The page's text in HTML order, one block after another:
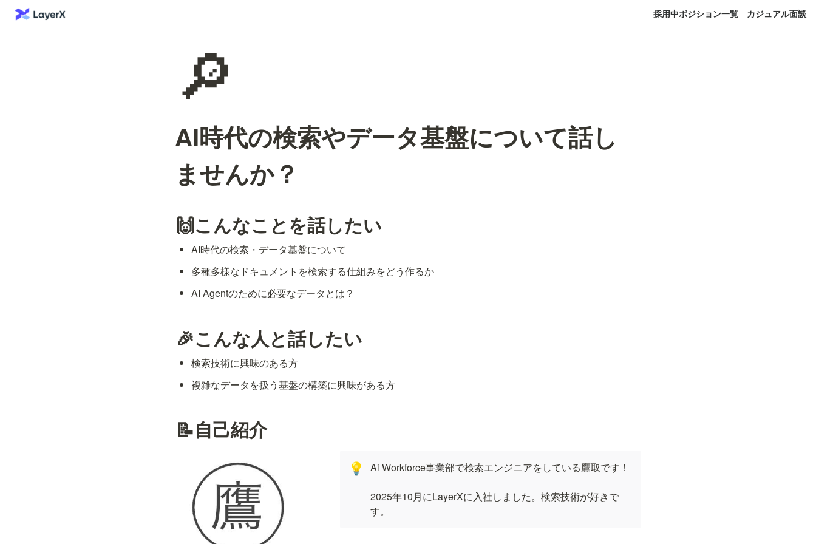
採用中ポジション一覧 カジュアル面談
🔎
AI時代の検索やデータ基盤について話し
ませんか？
🙌こんなことを話したい
AI時代の検索・データ基盤について
多種多様なドキュメントを検索する仕組みをどう作るか
AI Agentのために必要なデータとは？
🎉こんな人と話したい
検索技術に興味のある方
複雑なデータを扱う基盤の構築に興味がある方
📝自己紹介
💡 Ai Workforce事業部で検索エンジニアをしている鷹取です！
2025年10月にLayerXに入社しました。検索技術が好きで
す。